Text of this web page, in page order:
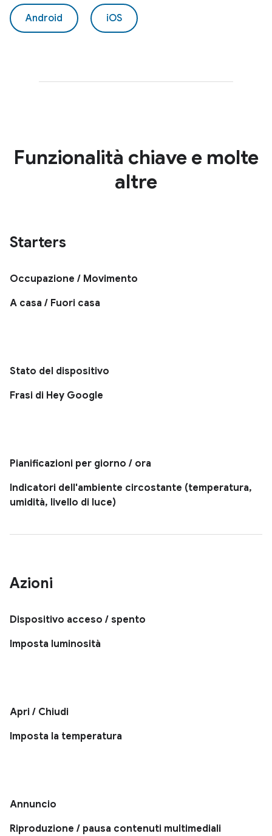
Android iOS
Funzionalità chiave e molte
altre
Starters
Occupazione / Movimento
A casa / Fuori casa
Stato del dispositivo
Frasi di Hey Google
Pianificazioni per giorno / ora
Indicatori dell'ambiente circostante (temperatura,
umidità, livello di luce)
Azioni
Dispositivo acceso / spento
Imposta luminosità
Apri / Chiudi
Imposta la temperatura
Annuncio
Riproduzione / pausa contenuti multimediali